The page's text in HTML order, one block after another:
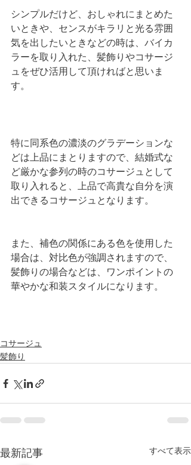
シンプルだけど、おしゃれにまとめた
いときや、センスがキラリと光る雰囲
気を出したいときなどの時は、バイカ
ラーを取り入れた、髪飾りやコサージ
ュをぜひ活用して頂ければと思いま
す。
特に同系色の濃淡のグラデーションな
どは上品にまとりますので、結婚式な
ど厳かな参列の時のコサージュとして
取り入れると、上品で高貴な自分を演
出できるコサージュとなります。
また、補色の関係にある色を使用した
場合は、対比色が強調されますので、
髪飾りの場合などは、ワンポイントの
華やかな和装スタイルになります。
コサージュ
髪飾り
最新記事 すべて表示